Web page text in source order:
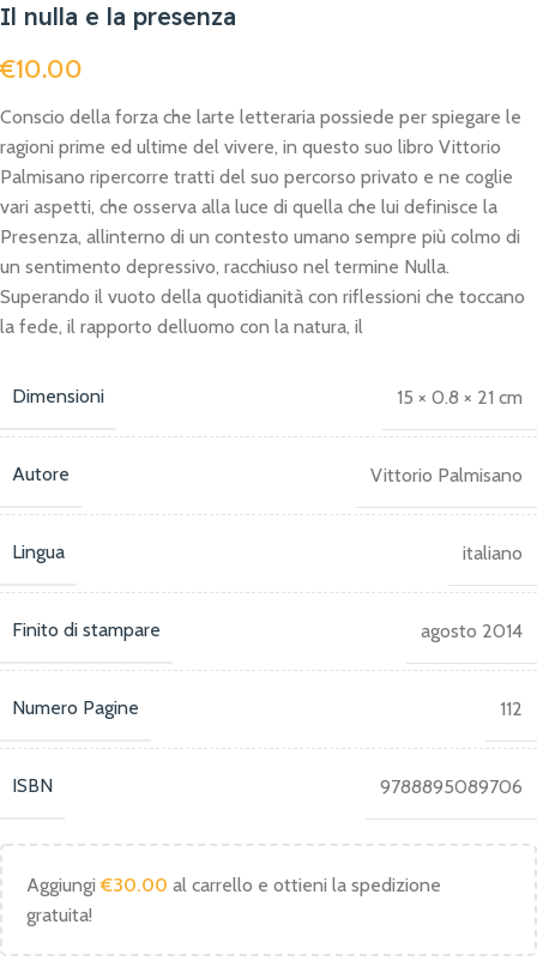
Il nulla e la presenza
€10.00
Conscio della forza che larte letteraria possiede per spiegare le
ragioni prime ed ultime del vivere, in questo suo libro Vittorio
Palmisano ripercorre tratti del suo percorso privato e ne coglie
vari aspetti, che osserva alla luce di quella che lui definisce la
Presenza, allinterno di un contesto umano sempre più colmo di
un sentimento depressivo, racchiuso nel termine Nulla.
Superando il vuoto della quotidianità con riflessioni che toccano
la fede, il rapporto delluomo con la natura, il
Dimensioni 15 × 0.8 × 21 cm
Autore Vittorio Palmisano
Lingua italiano
Finito di stampare agosto 2014
Numero Pagine 112
ISBN 9788895089706
Aggiungi€30.00 al carrello e ottieni la spedizione
gratuita!